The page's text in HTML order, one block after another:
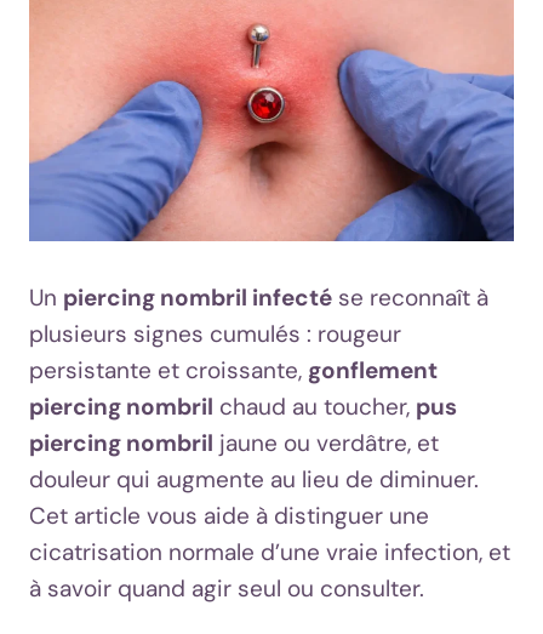
Un piercing nombril infecté se reconnaît à
plusieurs signes cumulés : rougeur
persistante et croissante, gonflement
piercing nombril chaud au toucher, pus
piercing nombril jaune ou verdâtre, et
douleur qui augmente au lieu de diminuer.
Cet article vous aide à distinguer une
cicatrisation normale d’une vraie infection, et
à savoir quand agir seul ou consulter.